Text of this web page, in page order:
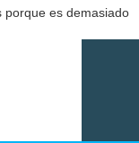
porque es demasiado